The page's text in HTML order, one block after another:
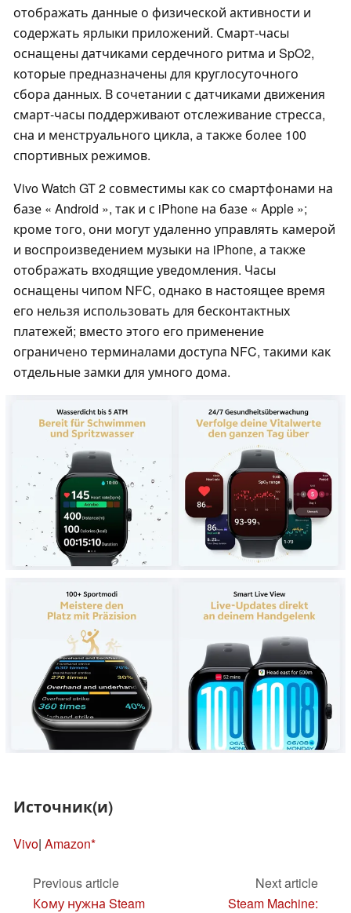
отображать данные о физической активности и
содержать ярлыки приложений. Смарт-часы
оснащены датчиками сердечного ритма и SpO2,
которые предназначены для круглосуточного
сбора данных. В сочетании с датчиками движения
смарт-часы поддерживают отслеживание стресса,
сна и менструального цикла, а также более 100
спортивных режимов.
Vivo Watch GT 2 совместимы как со смартфонами на
базе « Android », так и с iPhone на базе « Apple »;
кроме того, они могут удаленно управлять камерой
и воспроизведением музыки на iPhone, а также
отображать входящие уведомления. Часы
оснащены чипом NFC, однако в настоящее время
его нельзя использовать для бесконтактных
платежей; вместо этого его применение
ограничено терминалами доступа NFC, такими как
отдельные замки для умного дома.
Источник(и)
Vivo| Amazon
Previous article
Кому нужна Steam
Next article
Steam Machine: